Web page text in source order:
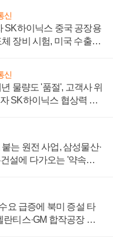
신
SK하이닉스 중국 공장용
장비 시험, 미국 수출통
신
물량도 '품절', 고객사 위
SK하이닉스 협상력 더
는 원전 사업, 삼성물산·
설에 다가오는 '약속의
요 급증에 북미 증설 타
란티스·GM 합작공장 건